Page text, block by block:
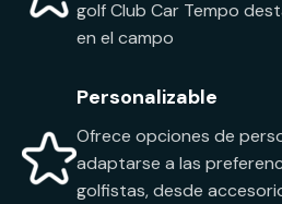
golf Club Car Tempo
en el campo
Personalizable
Ofrece opciones de
adaptarse a las
golfistas, desde